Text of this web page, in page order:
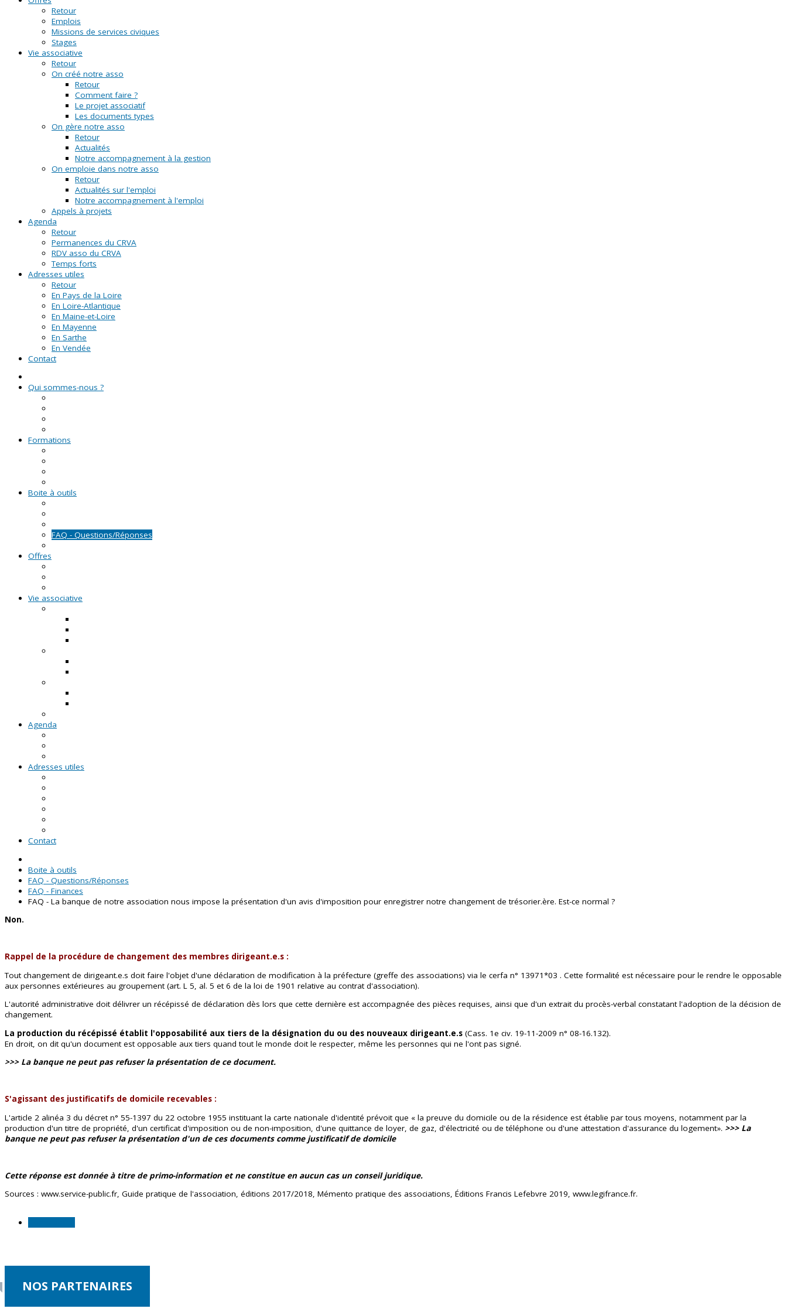
Retour
Emplois
Missions de services civiques
Stages
Vie associative
Retour
On créé notre asso
Retour
Comment faire ?
Le projet associatif
Les documents types
On gère notre asso
Retour
Actualités
Notre accompagnement à la gestion
On emploie dans notre asso
Retour
Actualités sur l'emploi
Notre accompagnement à l'emploi
Appels à projets
Agenda
Retour
Permanences du CRVA
RDV asso du CRVA
Temps forts
Adresses utiles
Retour
En Pays de la Loire
En Loire-Atlantique
En Maine-et-Loire
En Mayenne
En Sarthe
En Vendée
Contact
Qui sommes-nous ?
Formations
Boite à outils
FAQ - Questions/Réponses
Offres
Vie associative
Agenda
Adresses utiles
Contact
Boite à outils
FAQ - Questions/Réponses
FAQ - Finances
FAQ - La banque de notre association nous impose la présentation d'un avis d'imposition pour enregistrer notre changement de trésorier.ère. Est-ce normal ?
Non.
Rappel de la procédure de changement des membres dirigeant.e.s :
Tout changement de dirigeant.e.s doit faire l'objet d'une déclaration de modification à la préfecture (greffe des associations) via le cerfa n° 13971*03 . Cette formalité est nécessaire pour le rendre le opposable
aux personnes extérieures au groupement (art. L 5, al. 5 et 6 de la loi de 1901 relative au contrat d'association).
L'autorité administrative doit délivrer un récépissé de déclaration dès lors que cette dernière est accompagnée des pièces requises, ainsi que d'un extrait du procès-verbal constatant l'adoption de la décision de
changement.
La production du récépissé établit l'opposabilité aux tiers de la désignation du ou des nouveaux dirigeant.e.s (Cass. 1e civ. 19-11-2009 n° 08-16.132).
En droit, on dit qu'un document est opposable aux tiers quand tout le monde doit le respecter, même les personnes qui ne l'ont pas signé.
>>> La banque ne peut pas refuser la présentation de ce document.
S'agissant des justificatifs de domicile recevables :
L'article 2 alinéa 3 du décret n° 55-1397 du 22 octobre 1955 instituant la carte nationale d'identité prévoit que « la preuve du domicile ou de la résidence est établie par tous moyens, notamment par la
production d'un titre de propriété, d'un certificat d'imposition ou de non-imposition, d'une quittance de loyer, de gaz, d'électricité ou de téléphone ou d'une attestation d'assurance du logement». >>> La
banque ne peut pas refuser la présentation d'un de ces documents comme justificatif de domicile
Cette réponse est donnée à titre de primo-information et ne constitue en aucun cas un conseil juridique.
Sources : www.service-public.fr, Guide pratique de l'association, éditions 2017/2018, Mémento pratique des associations, Éditions Francis Lefebvre 2019, www.legifrance.fr.
NOS PARTENAIRES